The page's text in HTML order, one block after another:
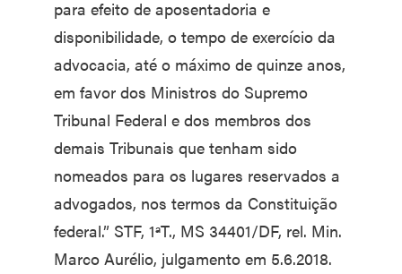
para efeito de aposentadoria e
disponibilidade, o tempo de exercício da
advocacia, até o máximo de quinze anos,
em favor dos Ministros do Supremo
Tribunal Federal e dos membros dos
demais Tribunais que tenham sido
nomeados para os lugares reservados a
advogados, nos termos da Constituição
federal.” STF, 1ªT., MS 34401/DF, rel. Min.
Marco Aurélio, julgamento em 5.6.2018.